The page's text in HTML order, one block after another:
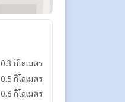
0.3 กิโลเมตร
0.5 กิโลเมตร
0.6 กิโลเมตร